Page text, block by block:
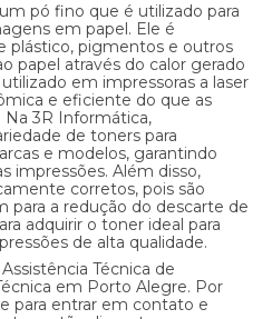
pó fino que é utilizado para
em papel. Ele é
plástico, pigmentos e outros
papel através do calor gerado
em impressoras a laser
e eficiente do que as
Na 3R Informática,
de toners para
e modelos, garantindo
impressões. Além disso,
corretos, pois são
para a redução do descarte de
adquirir o toner ideal para
de alta qualidade.
Técnica de
em Porto Alegre. Por
para entrar em contato e